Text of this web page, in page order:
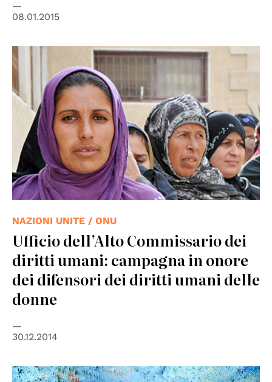
08.01.2015
© UN women
NAZIONI UNITE / ONU
Ufficio dell’Alto Commissario dei
diritti umani: campagna in onore
dei difensori dei diritti umani delle
donne
30.12.2014
© UNPhoto